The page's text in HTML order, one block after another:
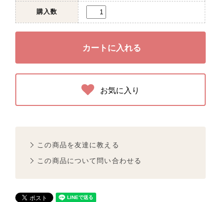
購入数
お気に入り
この商品を友達に教える
この商品について問い合わせる